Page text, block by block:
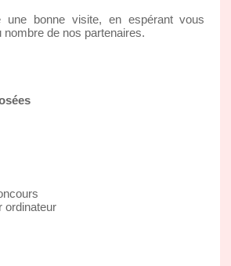
une bonne visite, en espérant vous
nombre de nos partenaires.
ordinateur